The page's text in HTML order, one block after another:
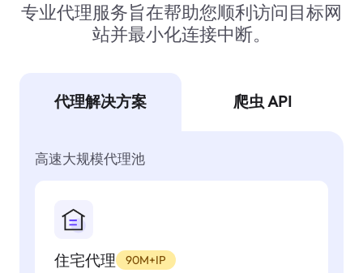
专业代理服务旨在帮助您顺利访问目标网
站并最小化连接中断。
代理解决方案 爬虫 API
高速大规模代理池
住宅代理 90M+IP